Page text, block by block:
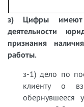
з) Цифры имеют
деятельности
признания
работы.
з-1) дело по
клиенту о
обернувшееся